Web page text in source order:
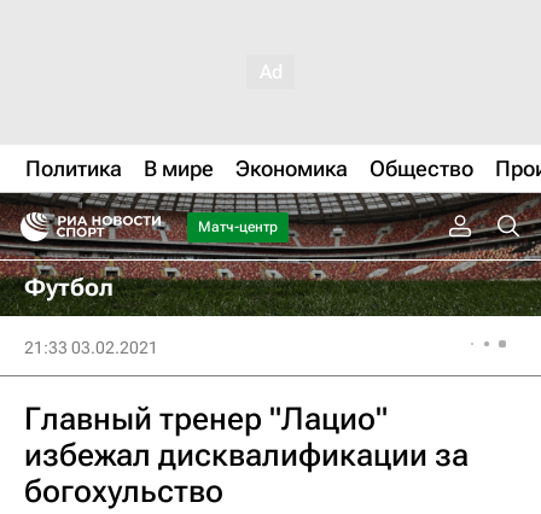
Политика В мире Экономика Общество
Матч-центр
Футбол
21:33 03.02.2021
Главный тренер "Лацио"
избежал дисквалификации за
богохульство